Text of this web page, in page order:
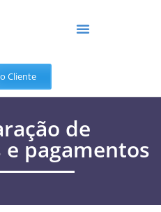
Cliente
de
pagamentos